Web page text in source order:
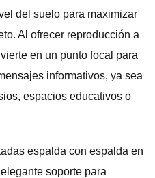
del suelo para maximizar
Al ofrecer reproducción a
en un punto focal para
informativos, ya sea
espacios educativos o
espalda con espalda en
soporte para